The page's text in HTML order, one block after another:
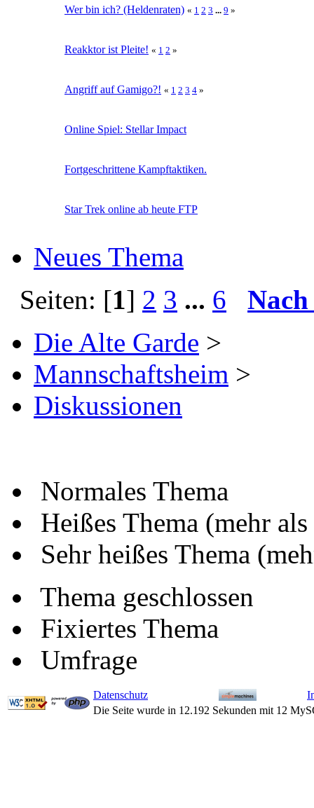
Wer bin ich? (Heldenraten) « 1 2 3 ... 9 »
Reakktor ist Pleite! « 1 2 »
Angriff auf Gamigo?! « 1 2 3 4 »
Online Spiel: Stellar Impact
Fortgeschrittene Kampftaktiken.
Star Trek online ab heute FTP
Neues Thema
Seiten: [1] 2 3 ... 6
Die Alte Garde >
Mannschaftsheim >
Diskussionen
Normales Thema
Heißes Thema (mehr
Sehr heißes Thema
Thema geschlossen
Fixiertes Thema
Umfrage
Datenschutz
Die Seite wurde in 12.192 Sekunden mit 12